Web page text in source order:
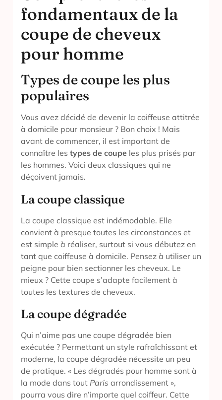
fondamentaux de la
coupe de cheveux
pour homme
Types de coupe les plus
populaires
Vous avez décidé de devenir la coiffeuse attitrée
à domicile pour monsieur ? Bon choix ! Mais
avant de commencer, il est important de
connaître les types de coupe les plus prisés par
les hommes. Voici deux classiques qui ne
déçoivent jamais.
La coupe classique
La coupe classique est indémodable. Elle
convient à presque toutes les circonstances et
est simple à réaliser, surtout si vous débutez en
tant que coiffeuse à domicile. Pensez à utiliser un
peigne pour bien sectionner les cheveux. Le
mieux ? Cette coupe s’adapte facilement à
toutes les textures de cheveux.
La coupe dégradée
Qui n’aime pas une coupe dégradée bien
exécutée ? Permettant un style rafraîchissant et
moderne, la coupe dégradée nécessite un peu
de pratique. « Les dégradés pour homme sont à
la mode dans tout Paris arrondissement »,
pourra vous dire n’importe quel coiffeur. Cette